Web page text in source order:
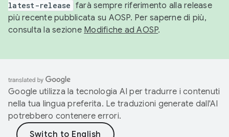
latest-release farà sempre riferimento alla release
più recente pubblicata su AOSP. Per saperne di più,
consulta la sezione Modifiche ad AOSP.
Google utilizza la tecnologia AI per tradurre i contenuti
nella tua lingua preferita. Le traduzioni generate dall'AI
potrebbero contenere errori.